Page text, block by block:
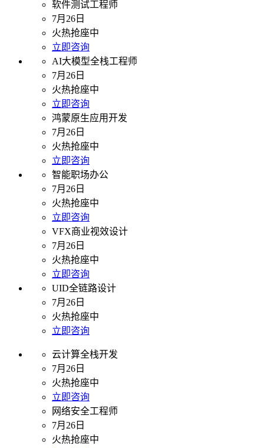
软件测试工程师
7月26日
火热抢座中
立即咨询
AI大模型全栈工程师
7月26日
火热抢座中
立即咨询
鸿蒙原生应用开发
7月26日
火热抢座中
立即咨询
智能职场办公
7月26日
火热抢座中
立即咨询
VFX商业视效设计
7月26日
火热抢座中
立即咨询
UID全链路设计
7月26日
火热抢座中
立即咨询
云计算全栈开发
7月26日
火热抢座中
立即咨询
网络安全工程师
7月26日
火热抢座中